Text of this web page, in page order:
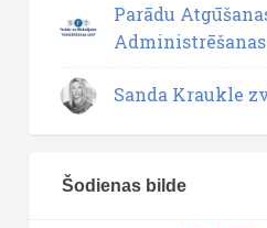
Parādu
Sanda Kraukle
Šodienas bilde